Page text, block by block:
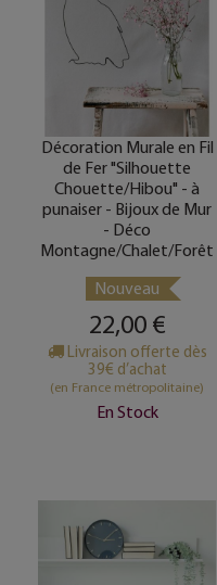
Décoration Murale en Fil
de Fer "Silhouette
Chouette/Hibou" - à
punaiser - Bijoux de Mur
- Déco
Montagne/Chalet/Forêt
Nouveau
22,00 €
Livraison offerte dès
39€ d’achat
(en France métropolitaine)
En Stock